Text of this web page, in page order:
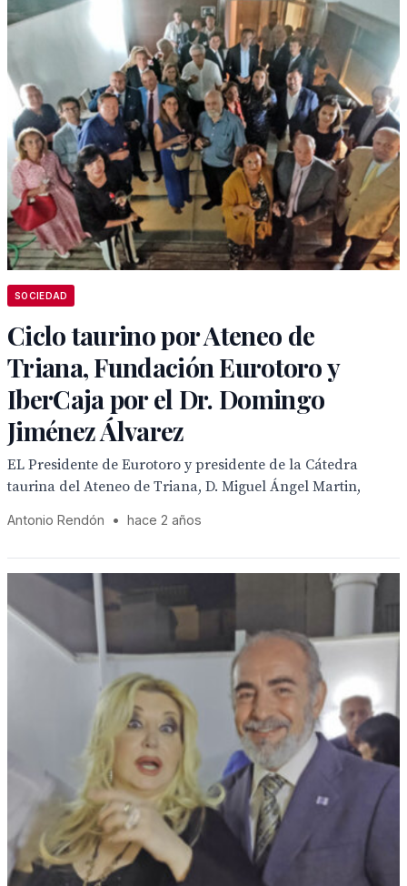
SOCIEDAD
Ciclo taurino por Ateneo de
Triana, Fundación Eurotoro y
IberCaja por el Dr. Domingo
Jiménez Álvarez
EL Presidente de Eurotoro y presidente de la Cátedra
taurina del Ateneo de Triana, D. Miguel Ángel Martin,
Antonio Rendón • hace 2 años